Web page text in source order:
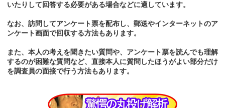
いたりして回答する必要がある場合などに適しています。
なお、訪問してアンケート票を配布し、郵送やインターネットのア
ンケート画面で回収する方法もあります。
また、本人の考えを聞きたい質問や、アンケート票を読んでも理解
するのが困難な質問など、直接本人に質問したほうがよい部分だけ
を調査員の面接で行う方法もあります。